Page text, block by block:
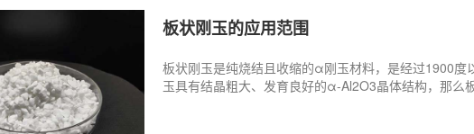
板状刚玉的应用范围
板状刚玉是纯烧结且收缩的α刚玉材料，是经过1900度
玉具有结晶粗大、发育良好的α-Al2O3晶体结构，那么